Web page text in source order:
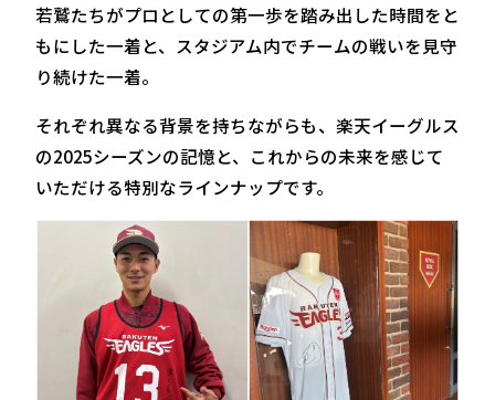
若鷲たちがプロとしての第一歩を踏み出した時間をと
もにした一着と、スタジアム内でチームの戦いを見守
り続けた一着。
それぞれ異なる背景を持ちながらも、楽天イーグルス
の2025シーズンの記憶と、これからの未来を感じて
いただける特別なラインナップです。